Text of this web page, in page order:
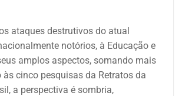
ataques destrutivos do atual
notórios, à Educação e
amplos aspectos, somando mais
às cinco pesquisas da Retratos da
a perspectiva é sombria,